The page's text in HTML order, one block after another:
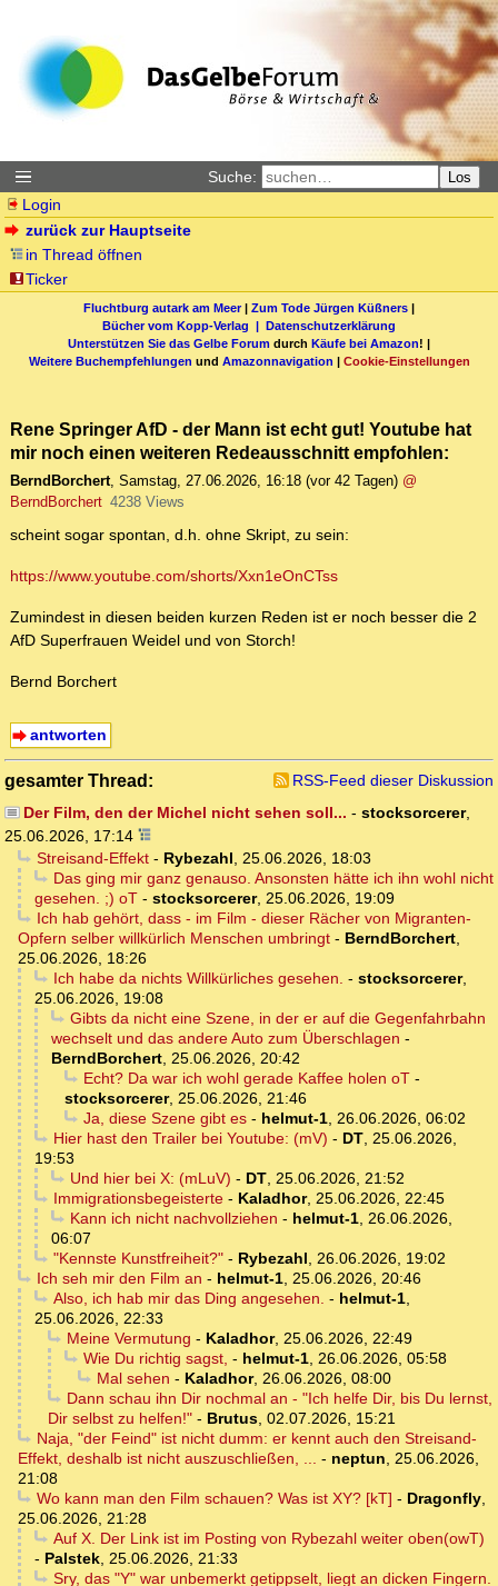
Suche: Los
Login
zurück zur Hauptseite
in Thread öffnen
Ticker
Fluchtburg autark am Meer| Zum Tode Jürgen Küßners |
Bücher vom Kopp-Verlag | Datenschutzerklärung
Unterstützen Sie das Gelbe Forum durch Käufe bei Amazon! |
Weitere Buchempfehlungen und Amazonnavigation | Cookie-Einstellungen
Rene Springer AfD - der Mann ist echt gut! Youtube hat
mir noch einen weiteren Redeausschnitt empfohlen:
BerndBorchert, Samstag, 27.06.2026, 16:18 (vor 42 Tagen) @
BerndBorchert 4238 Views
scheint sogar spontan, d.h. ohne Skript, zu sein:
https://www.youtube.com/shorts/Xxn1eOnCTss
Zumindest in diesen beiden kurzen Reden ist er noch besser die 2
AfD Superfrauen Weidel und von Storch!
Bernd Borchert
antworten
gesamter Thread:
RSS-Feed dieser Diskussion
Der Film, den der Michel nicht sehen soll... - stocksorcerer,
25.06.2026, 17:14
Streisand-Effekt- Rybezahl, 25.06.2026, 18:03
Das ging mir ganz genauso. Ansonsten hätte ich ihn wohl nicht
gesehen. ;) oT - stocksorcerer, 25.06.2026, 19:09
Ich hab gehört, dass - im Film - dieser Rächer von Migranten-
Opfern selber willkürlich Menschen umbringt - BerndBorchert,
25.06.2026, 18:26
Ich habe da nichts Willkürliches gesehen. - stocksorcerer,
25.06.2026, 19:08
Gibts da nicht eine Szene, in der er auf die Gegenfahrbahn
wechselt und das andere Auto zum Überschlagen -
BerndBorchert, 25.06.2026, 20:42
Echt? Da war ich wohl gerade Kaffee holen oT-
stocksorcerer, 25.06.2026, 21:46
Ja, diese Szene gibt es- helmut-1, 26.06.2026, 06:02
Hier hast den Trailer bei Youtube: (mV) - DT, 25.06.2026,
19:53
Und hier bei X: (mLuV) - DT, 25.06.2026, 21:52
Immigrationsbegeisterte- Kaladhor, 25.06.2026, 22:45
Kann ich nicht nachvollziehen - helmut-1, 26.06.2026,
06:07
"Kennste Kunstfreiheit?"- Rybezahl, 26.06.2026, 19:02
Ich seh mir den Film an - helmut-1, 25.06.2026, 20:46
Also, ich hab mir das Ding angesehen. - helmut-1,
25.06.2026, 22:33
Meine Vermutung - Kaladhor, 25.06.2026, 22:49
Wie Du richtig sagst, - helmut-1, 26.06.2026, 05:58
Mal sehen - Kaladhor, 26.06.2026, 08:00
Dann schau ihn Dir nochmal an - "Ich helfe Dir, bis Du lernst,
Dir selbst zu helfen!" - Brutus, 02.07.2026, 15:21
Naja, "der Feind" ist nicht dumm: er kennt auch den Streisand-
Effekt, deshalb ist nicht auszuschließen, ... - neptun, 25.06.2026,
21:08
Wo kann man den Film schauen? Was ist XY? [kT] - Dragonfly,
25.06.2026, 21:28
Auf X. Der Link ist im Posting von Rybezahl weiter oben(owT)
- Palstek, 25.06.2026, 21:33
Sry, das "Y" war unbemerkt getippselt, liegt an dicken Fingern.